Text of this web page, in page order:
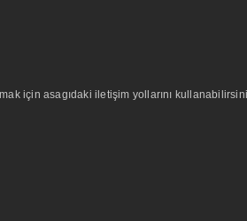
için asagıdaki iletişim yollarını